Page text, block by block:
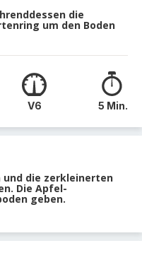
die
um den Boden
V6 5 Min.
die zerkleinerten
Die Apfel-
geben.